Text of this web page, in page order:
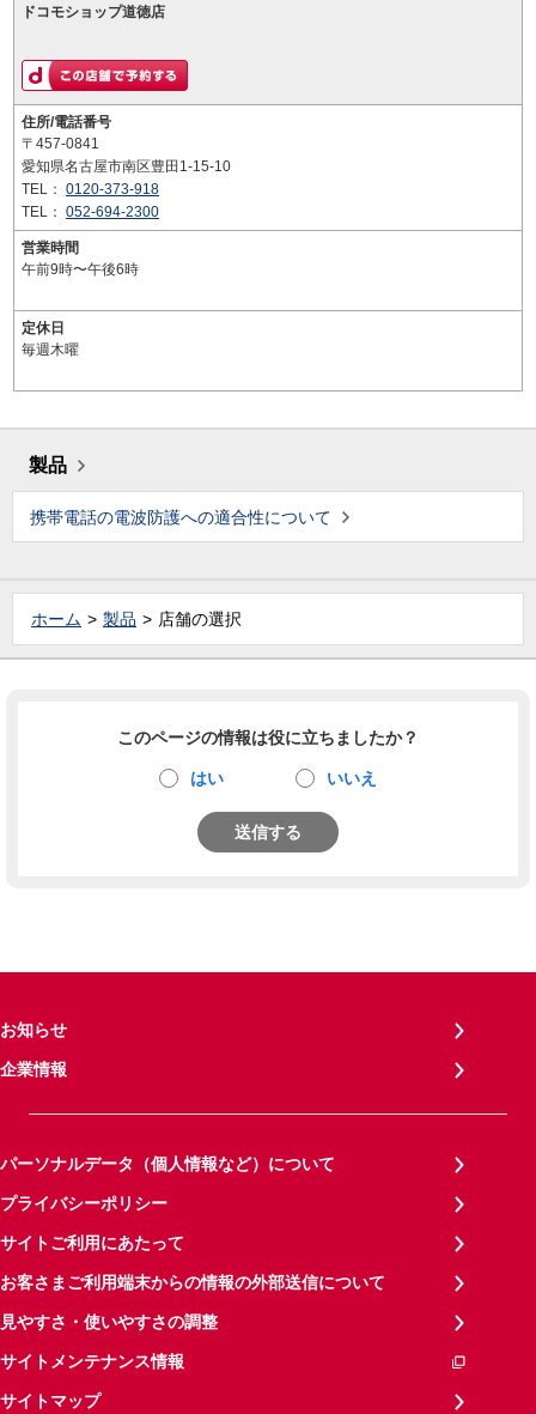
ドコモショップ道徳店
住所/電話番号
〒457-0841
愛知県名古屋市南区豊田1-15-10
TEL： 0120-373-918
TEL： 052-694-2300
営業時間
午前9時〜午後6時
定休日
毎週木曜
製品
携帯電話の電波防護への適合性について
ホーム 製品 店舗の選択
このページの情報は役に立ちましたか？
はい いいえ
送信する
お知らせ
企業情報
パーソナルデータ（個人情報など）について
プライバシーポリシー
サイトご利用にあたって
お客さまご利用端末からの情報の外部送信について
見やすさ・使いやすさの調整
サイトメンテナンス情報
サイトマップ